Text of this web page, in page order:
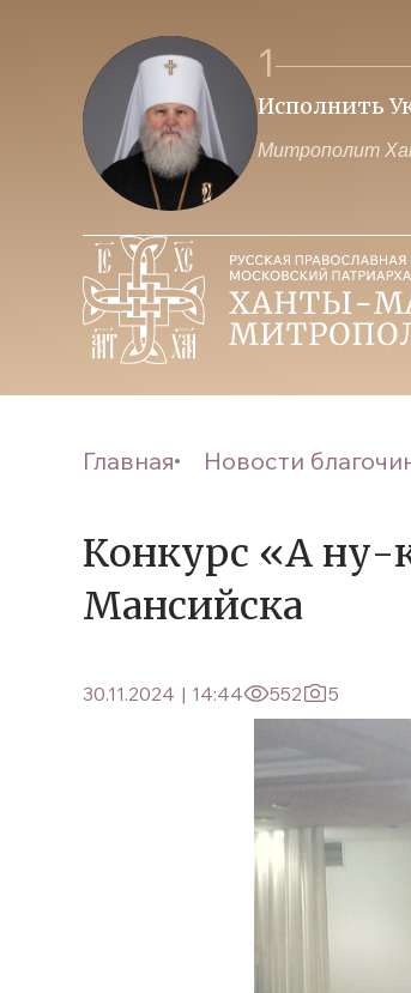
1
Исполнить
Митрополит
Главная Новости
Конкурс «А ну-
Мансийска
30.11.2024 | 14:44 552 5